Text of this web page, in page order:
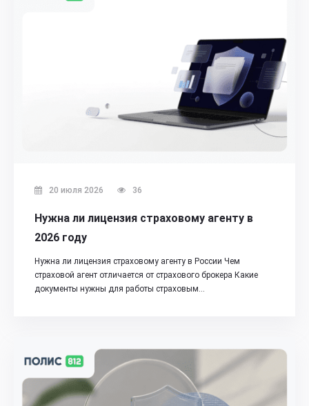
20 июля 2026 36
Нужна ли лицензия страховому агенту в
2026 году
Нужна ли лицензия страховому агенту в России Чем
страховой агент отличается от страхового брокера Какие
документы нужны для работы страховым…